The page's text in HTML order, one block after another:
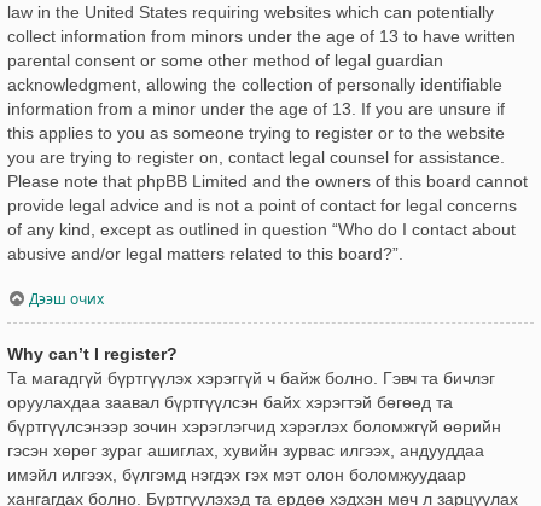
law in the United States requiring websites which can potentially
collect information from minors under the age of 13 to have written
parental consent or some other method of legal guardian
acknowledgment, allowing the collection of personally identifiable
information from a minor under the age of 13. If you are unsure if
this applies to you as someone trying to register or to the website
you are trying to register on, contact legal counsel for assistance.
Please note that phpBB Limited and the owners of this board cannot
provide legal advice and is not a point of contact for legal concerns
of any kind, except as outlined in question “Who do I contact about
abusive and/or legal matters related to this board?”.
Дээш очих
Why can’t I register?
Та магадгүй бүртгүүлэх хэрэггүй ч байж болно. Гэвч та бичлэг
оруулахдаа заавал бүртгүүлсэн байх хэрэгтэй бөгөөд та
бүртгүүлсэнээр зочин хэрэглэгчид хэрэглэх боломжгүй өөрийн
гэсэн хөрөг зураг ашиглах, хувийн зурвас илгээх, андууддаа
имэйл илгээх, бүлгэмд нэгдэх гэх мэт олон боломжуудаар
хангагдах болно. Бүртгүүлэхэд та ердөө хэдхэн мөч л зарцуулах